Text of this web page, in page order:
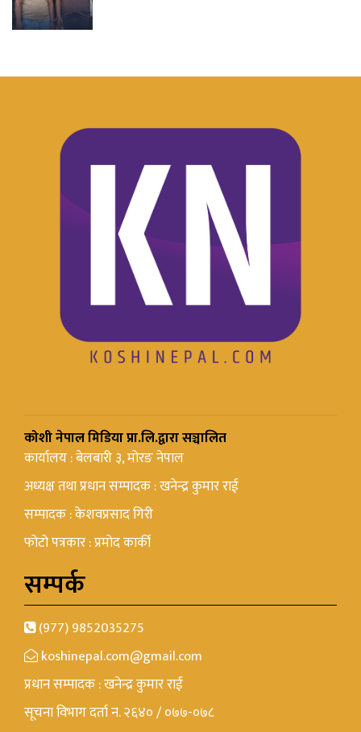
कोशी नेपाल मिडिया प्रा.लि.द्वारा सञ्चालित
कार्यालय : बेलबारी ३, मोरङ नेपाल
अध्यक्ष तथा प्रधान सम्पादक : खनेन्द्र कुमार राई
सम्पादक : केशवप्रसाद गिरी
फोटो पत्रकार : प्रमोद कार्की
सम्पर्क
(977) 9852035275
koshinepal.com@gmail.com
प्रधान सम्पादक : खनेन्द्र कुमार राई
सूचना विभाग दर्ता न. २६४० / ०७७-०७८